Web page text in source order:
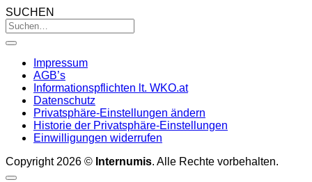
SUCHEN
Impressum
AGB’s
Informationspflichten lt. WKO.at
Datenschutz
Privatsphäre-Einstellungen ändern
Historie der Privatsphäre-Einstellungen
Einwilligungen widerrufen
Copyright 2026 © Internumis. Alle Rechte vorbehalten.